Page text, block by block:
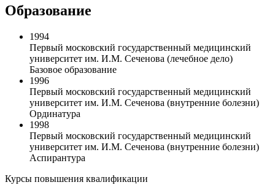
Образование
1994
Первый московский государственный медицинский
университет им. И.М. Сеченова (лечебное дело)
Базовое образование
1996
Первый московский государственный медицинский
университет им. И.М. Сеченова (внутренние болезни)
Ординатура
1998
Первый московский государственный медицинский
университет им. И.М. Сеченова (внутренние болезни)
Аспирантура
Курсы повышения квалификации